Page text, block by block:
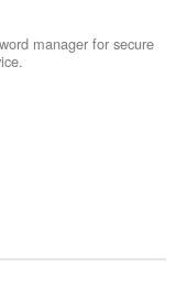
manager for secure